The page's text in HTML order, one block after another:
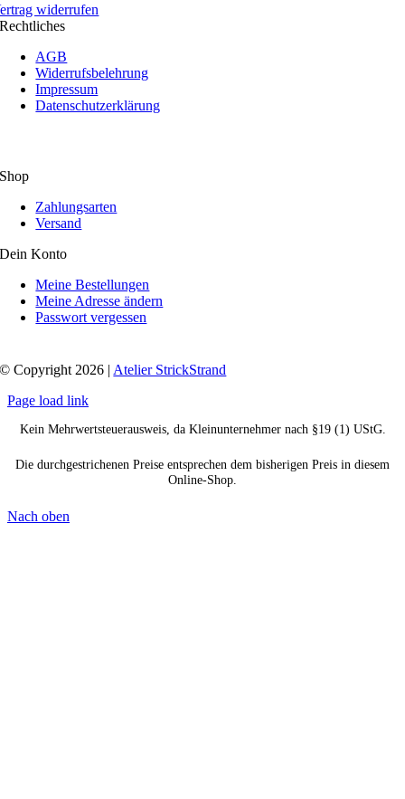
widerrufen
Rechtliches
AGB
Widerrufsbelehrung
Impressum
Datenschutzerklärung
Shop
Zahlungsarten
Versand
Dein Konto
Meine Bestellungen
Meine Adresse ändern
Passwort vergessen
© Copyright 2026 | Atelier StrickStrand
Page load link
Kein Mehrwertsteuerausweis, da Kleinunternehmer nach §19 (1) UStG.
Die durchgestrichenen Preise entsprechen dem bisherigen Preis in diesem
Online-Shop.
Nach oben